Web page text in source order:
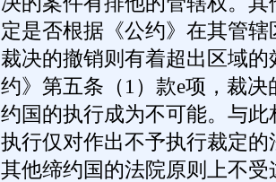
定是否根据《公约》在其管
裁决的撤销则有着超出区域
约》第五条（1）款e项，裁
约国的执行成为不可能。与
执行仅对作出不予执行裁定
其他缔约国的法院原则上不